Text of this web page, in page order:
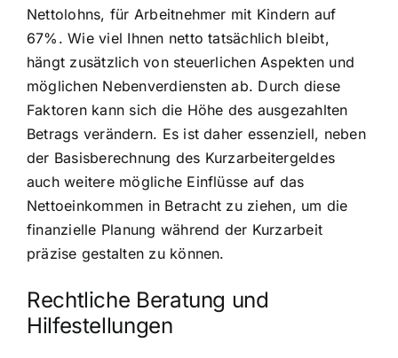
Nettolohns, für Arbeitnehmer mit Kindern auf
67%. Wie viel Ihnen netto tatsächlich bleibt,
hängt zusätzlich von steuerlichen Aspekten und
möglichen Nebenverdiensten ab. Durch diese
Faktoren kann sich die Höhe des ausgezahlten
Betrags verändern. Es ist daher essenziell, neben
der Basisberechnung des Kurzarbeitergeldes
auch weitere mögliche Einflüsse auf das
Nettoeinkommen in Betracht zu ziehen, um die
finanzielle Planung während der Kurzarbeit
präzise gestalten zu können.
Rechtliche Beratung und
Hilfestellungen